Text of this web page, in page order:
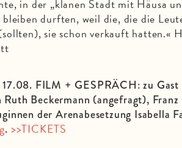
in der „klanen Stadt mit Häusa
durften, weil die, die die
sie schon verkauft hatten.«
17.08. FILM + GESPRÄCH: zu Gast
Beckermann (angefragt),
der Arenabesetzung Isabella
. >>TICKETS